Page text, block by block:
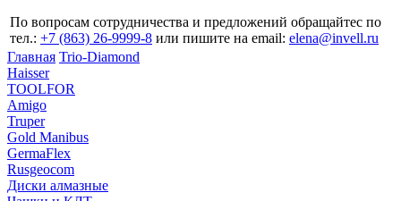
По вопросам сотрудничества и предложений обращайтес по
тел.: +7 (863) 26‐9999‐8 или пишите на email: elena@invell.ru
Главная Trio-Diamond
Haisser
TOOLFOR
Amigo
Truper
Gold Manibus
GermaFlex
Rusgeocom
Диски алмазные